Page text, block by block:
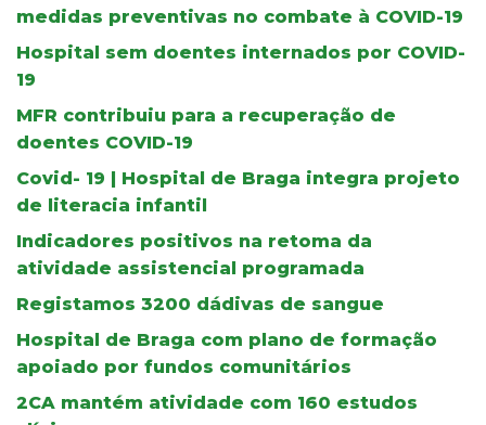
medidas preventivas no combate à COVID-19
Hospital sem doentes internados por COVID-
19
MFR contribuiu para a recuperação de
doentes COVID-19
Covid- 19 | Hospital de Braga integra projeto
de literacia infantil
Indicadores positivos na retoma da
atividade assistencial programada
Registamos 3200 dádivas de sangue
Hospital de Braga com plano de formação
apoiado por fundos comunitários
2CA mantém atividade com 160 estudos